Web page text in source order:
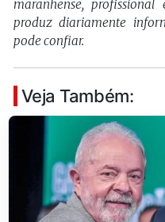
maranhense,
produz diariamente
pode confiar.
Veja Também: